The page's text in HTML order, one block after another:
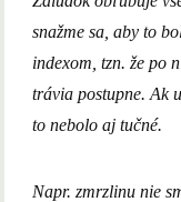
snažme sa, aby to
indexom, tzn. že po
trávia postupne. Ak
to nebolo aj tučné.
Napr. zmrzlinu nie